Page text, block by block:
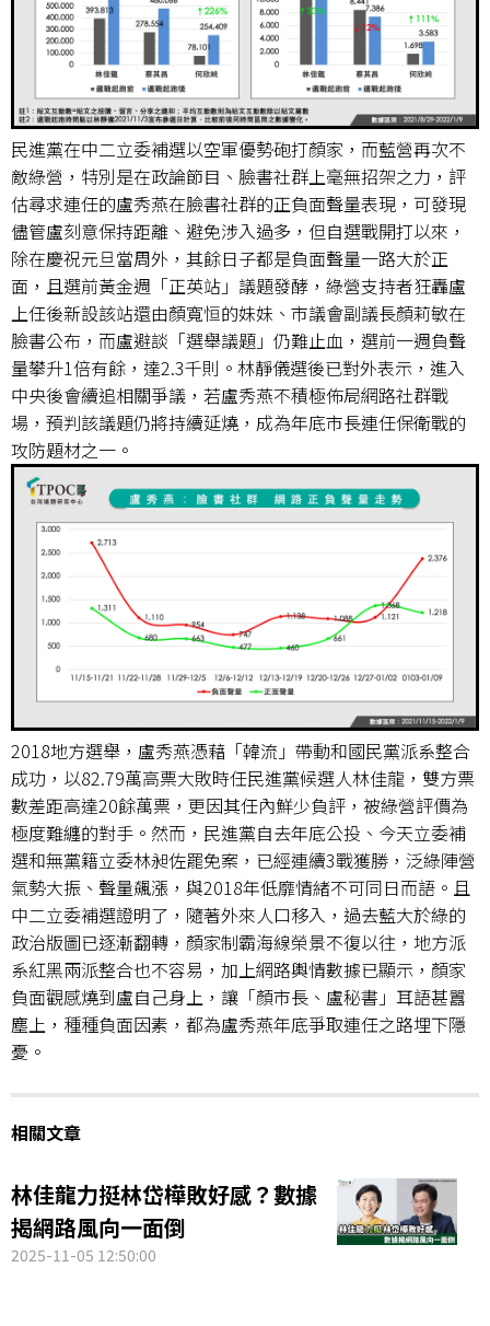
民進黨在中二立委補選以空軍優勢砲打顏家，而藍營再次不
敵綠營，特別是在政論節目、臉書社群上毫無招架之力，評
估尋求連任的盧秀燕在臉書社群的正負面聲量表現，可發現
儘管盧刻意保持距離、避免涉入過多，但自選戰開打以來，
除在慶祝元旦當周外，其餘日子都是負面聲量一路大於正
面，且選前黃金週「正英站」議題發酵，綠營支持者狂轟盧
上任後新設該站還由顏寬恒的妹妹、市議會副議長顏莉敏在
臉書公布，而盧避談「選舉議題」仍難止血，選前一週負聲
量攀升1倍有餘，達2.3千則。林靜儀選後已對外表示，進入
中央後會續追相關爭議，若盧秀燕不積極佈局網路社群戰
場，預判該議題仍將持續延燒，成為年底市長連任保衛戰的
攻防題材之一。
2018地方選舉，盧秀燕憑藉「韓流」帶動和國民黨派系整合
成功，以82.79萬高票大敗時任民進黨候選人林佳龍，雙方票
數差距高達20餘萬票，更因其任內鮮少負評，被綠營評價為
極度難纏的對手。然而，民進黨自去年底公投、今天立委補
選和無黨籍立委林昶佐罷免案，已經連續3戰獲勝，泛綠陣營
氣勢大振、聲量飆漲，與2018年低靡情緒不可同日而語。且
中二立委補選證明了，隨著外來人口移入，過去藍大於綠的
政治版圖已逐漸翻轉，顏家制霸海線榮景不復以往，地方派
系紅黑兩派整合也不容易，加上網路輿情數據已顯示，顏家
負面觀感燒到盧自己身上，讓「顏市長、盧秘書」耳語甚囂
塵上，種種負面因素，都為盧秀燕年底爭取連任之路埋下隱
憂。
相關文章
林佳龍力挺林岱樺敗好感？數據
揭網路風向一面倒
2025-11-05 12:50:00